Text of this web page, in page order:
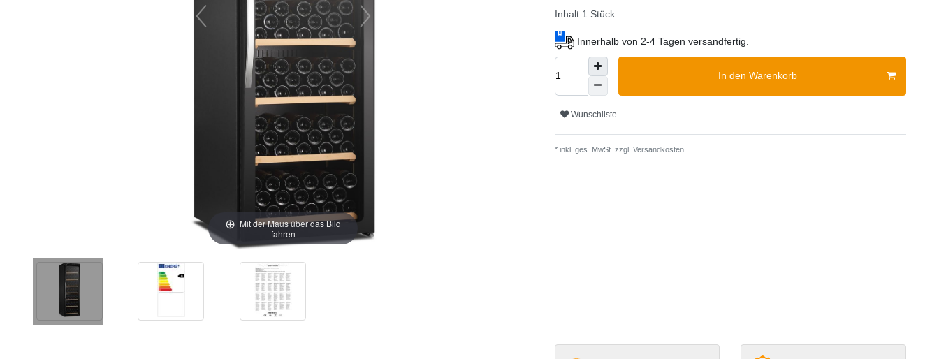
Mit der Maus über das Bild
fahren
Inhalt 1 Stück
Innerhalb von 2-4 Tagen versandfertig.
In den Warenkorb
Wunschliste
* inkl. ges. MwSt. zzgl. Versandkosten